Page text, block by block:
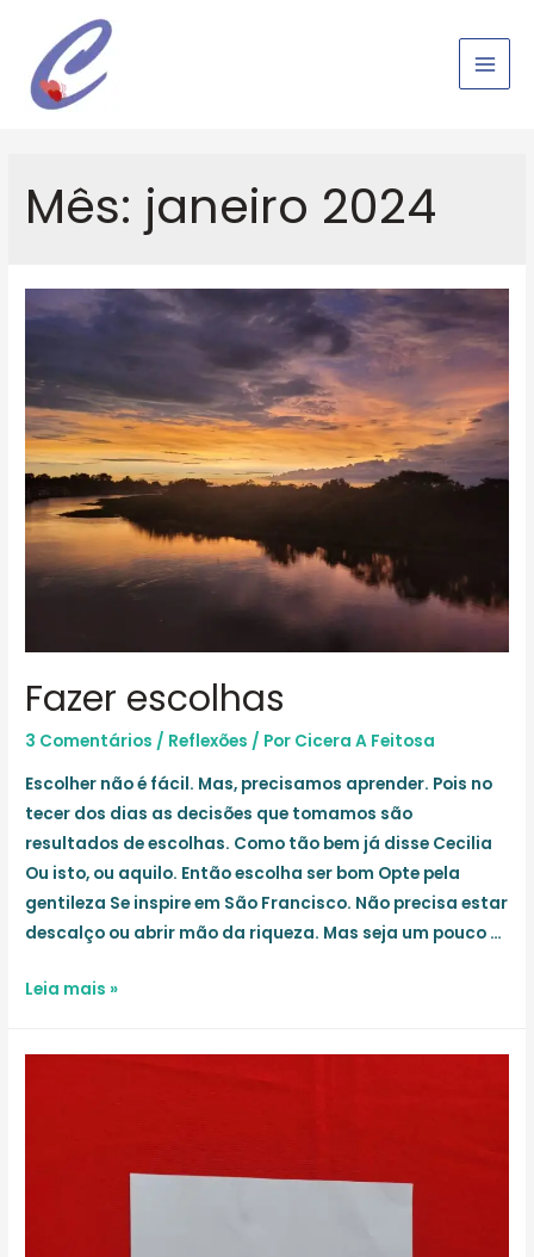
conteúdo
Main
Mês: janeiro 2024
Fazer escolhas
3 Comentários / Reflexões / Por Cicera A Feitosa
Escolher não é fácil. Mas, precisamos aprender. Pois no
tecer dos dias as decisões que tomamos são
resultados de escolhas. Como tão bem já disse Cecilia
Ou isto, ou aquilo. Então escolha ser bom Opte pela
gentileza Se inspire em São Francisco. Não precisa estar
descalço ou abrir mão da riqueza. Mas seja um pouco …
Fazer
Leia mais »